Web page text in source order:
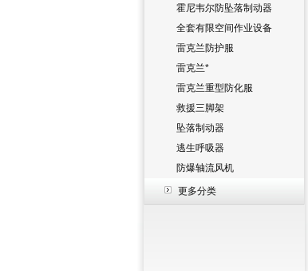
霍尼韦尔防坠落制动器
全套有限空间作业设备
雷克兰防护服
雷克兰*
雷克兰重型防化服
救援三脚架
坠落制动器
逃生呼吸器
防爆轴流风机
更多分类